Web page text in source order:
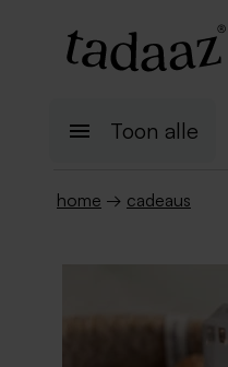
Toon alle
home → cadeaus